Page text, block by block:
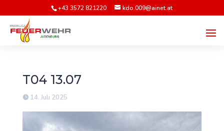
+43 3572 821220 kdo.009@ainet.at
T04 13.07
14. Juli 2025